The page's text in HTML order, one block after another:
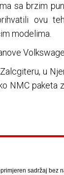
sa brzim
ovu
modelima.
u
NMC paketa
sadržaj bez